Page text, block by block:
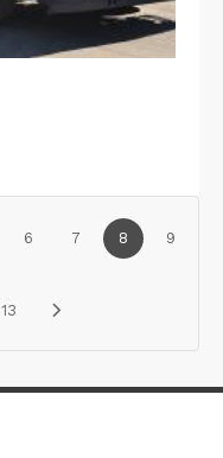
6 7 8 9
13